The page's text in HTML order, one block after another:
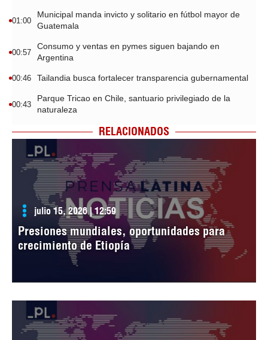
01:00
Municipal manda invicto y solitario en fútbol mayor de
Guatemala
00:57
Consumo y ventas en pymes siguen bajando en
Argentina
00:46 Tailandia busca fortalecer transparencia gubernamental
00:43
Parque Tricao en Chile, santuario privilegiado de la
naturaleza
RELACIONADOS
julio 15, 2026 | 12:59
Presiones mundiales, oportunidades para
crecimiento de Etiopía